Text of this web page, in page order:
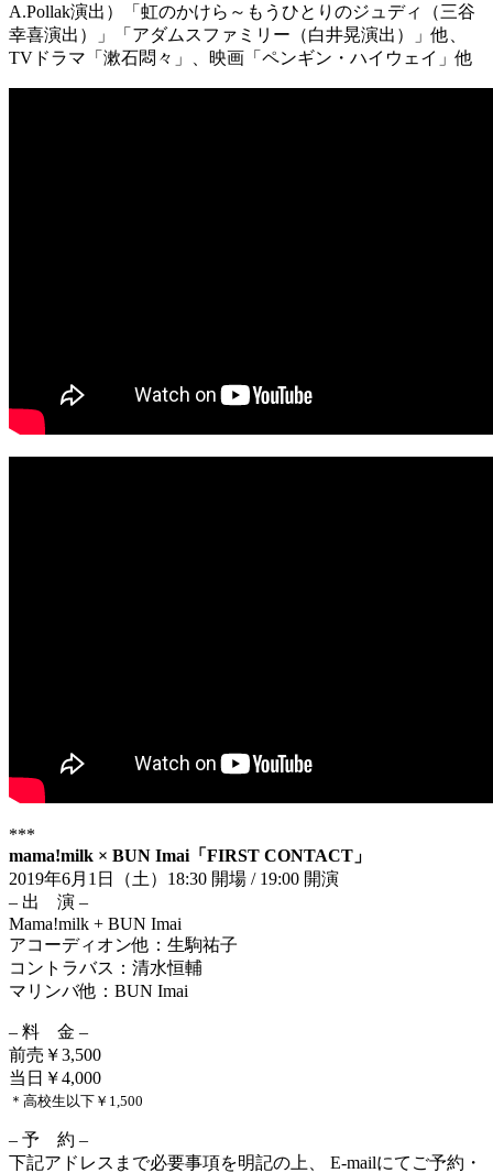
A.Pollak演出）「虹のかけら～もうひとりのジュディ（三谷
幸喜演出）」「アダムスファミリー（白井晃演出）」他、
TVドラマ「漱石悶々」、映画「ペンギン・ハイウェイ」他
***
mama!milk × BUN Imai「FIRST CONTACT」
2019年6月1日（土）18:30 開場 / 19:00 開演
– 出 演 –
Mama!milk + BUN Imai
アコーディオン他：生駒祐子
コントラバス：清水恒輔
マリンバ他：BUN Imai
– 料 金 –
前売￥3,500
当日￥4,000
＊高校生以下￥1,500
– 予 約 –
下記アドレスまで必要事項を明記の上、 E-mailにてご予約・